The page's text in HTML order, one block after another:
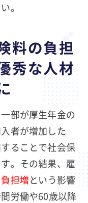
。
料の負担
秀な人材
部が厚生年金の
者が増加した
ることで社会保
。その結果、雇
担増という影響
労働や60歳以降